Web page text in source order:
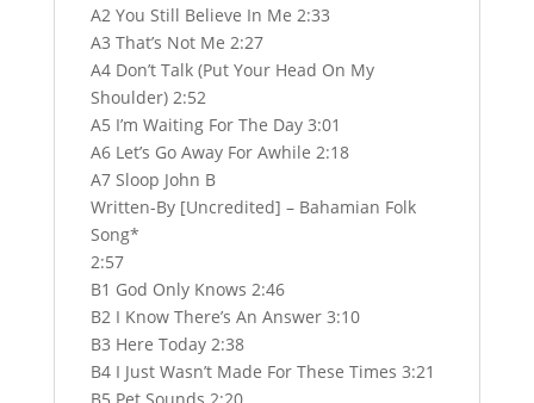
A2 You Still Believe In Me 2:33
A3 That’s Not Me 2:27
A4 Don’t Talk (Put Your Head On My
Shoulder) 2:52
A5 I’m Waiting For The Day 3:01
A6 Let’s Go Away For Awhile 2:18
A7 Sloop John B
Written-By [Uncredited] – Bahamian Folk
Song*
2:57
B1 God Only Knows 2:46
B2 I Know There’s An Answer 3:10
B3 Here Today 2:38
B4 I Just Wasn’t Made For These Times 3:21